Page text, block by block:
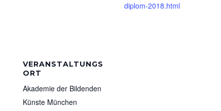
diplom-2018.html
VERANSTALTUNGS
ORT
Akademie der Bildenden
Künste München